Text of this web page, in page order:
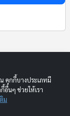
คุกกี้บางประเภทมี
อื่นๆ ช่วยให้เรา
ม